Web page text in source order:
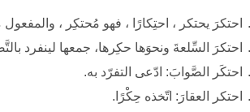
احتكرَ يحتكر ، احتِكارًا ، فهو مُحتكِر ،
احتكرَ السِّلعةَ ونحوَها حكِرها، جمعها لينفرد
احتكَر الصَّوابَ: ادّعى التفرّد به.
احتكر العقارَ: اتّخذه حِكْرًا.